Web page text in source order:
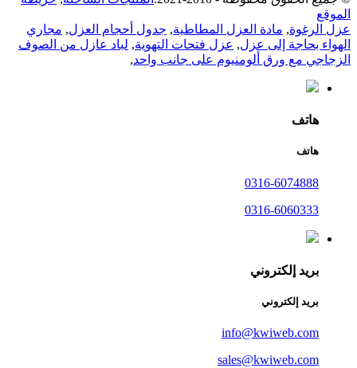
الموقع
عزل الرغوة, مادة العزل المطاطية, جدول أحجام العزل, مجاري
الهواء بحاجة إلى عزل, عزل فتحات التهوية, لباد عازل من الصوف
الزجاجي مع ورق ألومنيوم على جانب واحد,
هاتف
هاتف
0316-6074888
0316-6060333
بريد إلكتروني
بريد إلكتروني
info@kwiweb.com
sales@kwiweb.com